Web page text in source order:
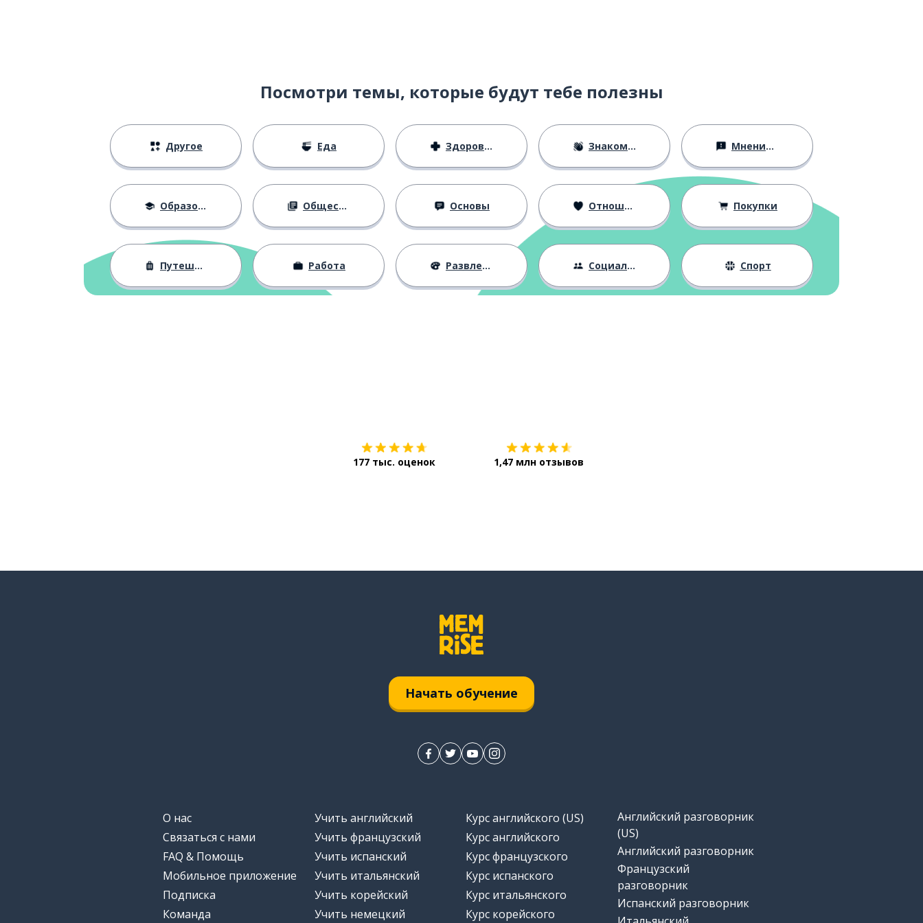
Посмотри темы, которые будут тебе полезны
Другое Еда Здоровье Знакомство Мнения и убеждения
Образование Общество Основы Отношения Покупки
Путешествия Работа Развлечения Социальная жизнь Спорт
177 тыс. оценок 1,47 млн отзывов
Начать обучение
О нас
Связаться с нами
FAQ & Помощь
Мобильное приложение
Подписка
Команда
Учить английский
Учить французский
Учить испанский
Учить итальянский
Учить корейский
Учить немецкий
Курс английского (US)
Курс английского
Курс французского
Курс испанского
Курс итальянского
Курс корейского
Английский разговорник
(US)
Английский разговорник
Французский
разговорник
Испанский разговорник